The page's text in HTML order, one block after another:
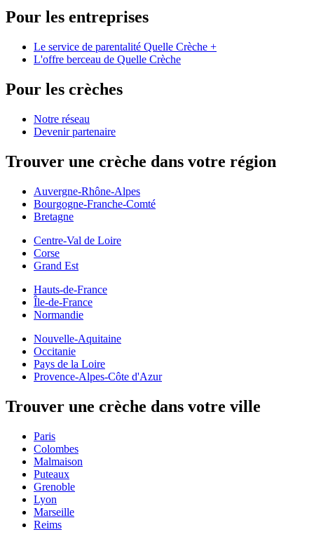
Pour les entreprises
Le service de parentalité Quelle Crèche +
L'offre berceau de Quelle Crèche
Pour les crèches
Notre réseau
Devenir partenaire
Trouver une crèche dans votre région
Auvergne-Rhône-Alpes
Bourgogne-Franche-Comté
Bretagne
Centre-Val de Loire
Corse
Grand Est
Hauts-de-France
Île-de-France
Normandie
Nouvelle-Aquitaine
Occitanie
Pays de la Loire
Provence-Alpes-Côte d'Azur
Trouver une crèche dans votre ville
Paris
Colombes
Malmaison
Puteaux
Grenoble
Lyon
Marseille
Reims